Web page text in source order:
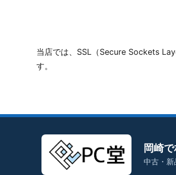
当店では、SSL（Secure Sockets
す。
岡崎
中古・新